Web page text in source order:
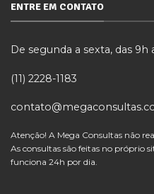
ENTRE EM CONTATO
De segunda a sexta, das 9h
(11) 2228-1183
Atenção! A Mega Consultas não
As consultas são feitas no próprio
funciona 24h por dia.